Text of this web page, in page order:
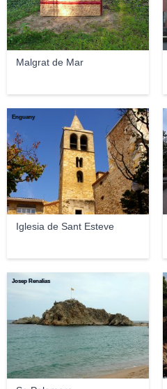
Malgrat de Mar
Iglesia de Sant Esteve
Enguany
Josep Renalias